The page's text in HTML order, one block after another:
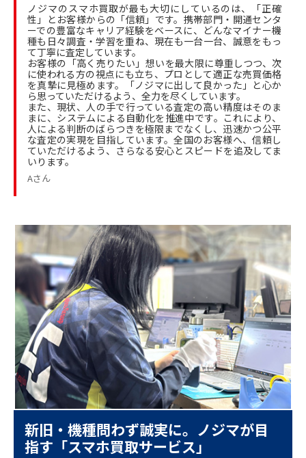
ノジマのスマホ買取が最も大切にしているのは、「正確
性」とお客様からの「信頼」です。携帯部門・開通センタ
ーでの豊富なキャリア経験をベースに、どんなマイナー機
種も日々調査・学習を重ね、現在も一台一台、誠意をもっ
て丁寧に査定しています。
お客様の「高く売りたい」想いを最大限に尊重しつつ、次
に使われる方の視点にも立ち、プロとして適正な売買価格
を真摯に見極めます。「ノジマに出して良かった」と心か
ら思っていただけるよう、全力を尽くしています。
また、現状、人の手で行っている査定の高い精度はそのま
まに、システムによる自動化を推進中です。これにより、
人による判断のばらつきを極限までなくし、迅速かつ公平
な査定の実現を目指しています。全国のお客様へ、信頼し
ていただけるよう、さらなる安心とスピードを追及してま
いります。
Aさん
新旧・機種問わず誠実に。ノジマが目
指す「スマホ買取サービス」